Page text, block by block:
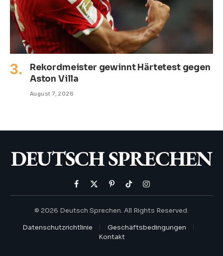
Rekordmeister gewinnt Härtetest gegen
Aston Villa
August 7, 2026
Facebook
X
(Twitter)
Pinterest
TikTokInstagram
© 2026 Deutsch Sprechen. All Rights Reserved.
Datenschutzrichtlinie
Geschäftsbedingungen
Kontakt